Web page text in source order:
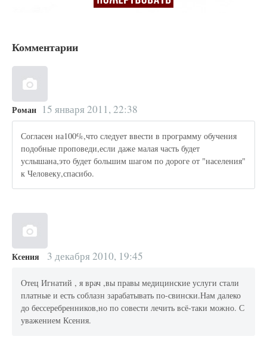
Комментарии
Роман 15 января 2011, 22:38
Согласен на100%,что следует ввести в программу обучения
подобные проповеди,если даже малая часть будет
услышана,это будет большим шагом по дороге от "населения"
к Человеку,спасибо.
Ксения 3 декабря 2010, 19:45
Отец Игнатий , я врач ,вы правы медицинские услуги стали
платные и есть соблазн зарабатывать по-свински.Нам далеко
до бессеребренников,но по совести лечить всё-таки можно. С
уважением Ксения.